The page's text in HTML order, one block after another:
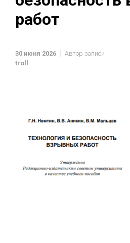
работ
30 июня 2026
Автор записи
troll